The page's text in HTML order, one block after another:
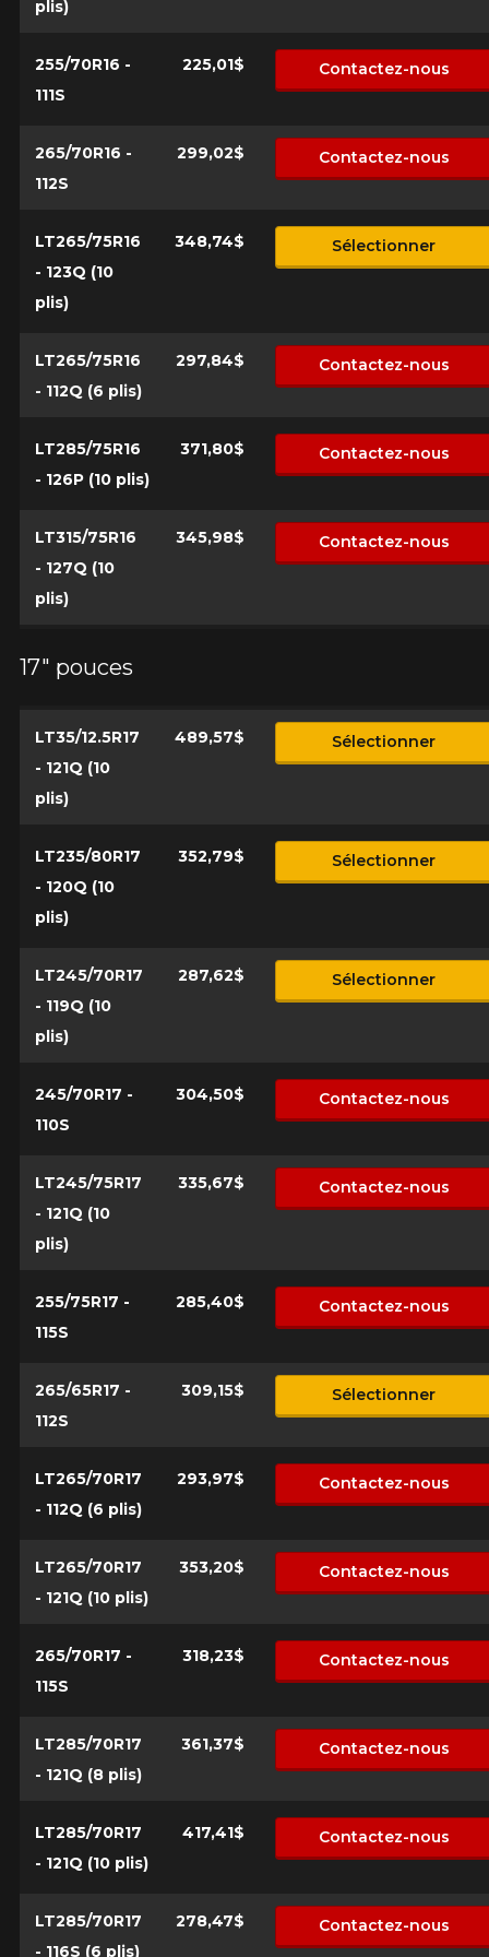
plis)
255/70R16 -
111S
225,01$ Contactez-nous
265/70R16 -
112S
299,02$ Contactez-nous
LT265/75R16
- 123Q (10
plis)
348,74$ Sélectionner
LT265/75R16
- 112Q (6 plis)
297,84$ Contactez-nous
LT285/75R16
- 126P (10 plis)
371,80$ Contactez-nous
LT315/75R16
- 127Q (10
plis)
345,98$ Contactez-nous
17" pouces
LT35/12.5R17
- 121Q (10
plis)
489,57$ Sélectionner
LT235/80R17
- 120Q (10
plis)
352,79$ Sélectionner
LT245/70R17
- 119Q (10
plis)
287,62$ Sélectionner
245/70R17 -
110S
304,50$ Contactez-nous
LT245/75R17
- 121Q (10
plis)
335,67$ Contactez-nous
255/75R17 -
115S
285,40$ Contactez-nous
265/65R17 -
112S
309,15$ Sélectionner
LT265/70R17
- 112Q (6 plis)
293,97$ Contactez-nous
LT265/70R17
- 121Q (10 plis)
353,20$ Contactez-nous
265/70R17 -
115S
318,23$ Contactez-nous
LT285/70R17
- 121Q (8 plis)
361,37$ Contactez-nous
LT285/70R17
- 121Q (10 plis)
417,41$ Contactez-nous
LT285/70R17
- 116S (6 plis)
278,47$ Contactez-nous